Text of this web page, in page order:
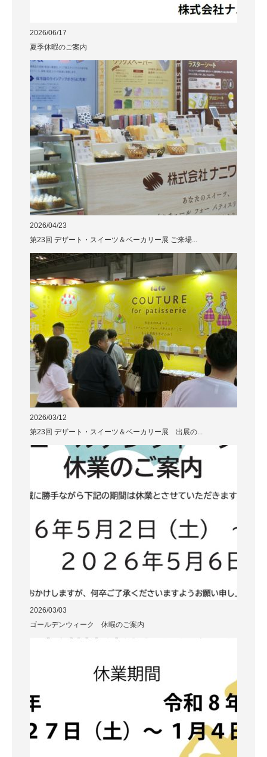
2026/06/17
夏季休暇のご案内
2026/04/23
第23回 デザート・スイーツ＆ベーカリー展 ご来場...
2026/03/12
第23回 デザート・スイーツ＆ベーカリー展 出展の...
2026/03/03
ゴールデンウィーク 休暇のご案内